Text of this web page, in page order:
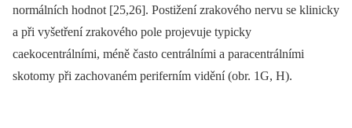
normálních hodnot [25,26]. Postižení zrakového nervu se klinicky
a při vyšetření zrakového pole projevuje typicky
caekocentrálními, méně často centrálními a paracentrálními
skotomy při zachovaném periferním vidění (obr. 1G, H).